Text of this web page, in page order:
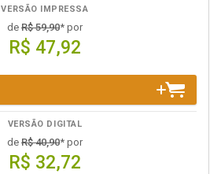
VERSÃO IMPRESSA
de R$ 59,90* por
R$ 47,92
VERSÃO DIGITAL
de R$ 40,90* por
R$ 32,72